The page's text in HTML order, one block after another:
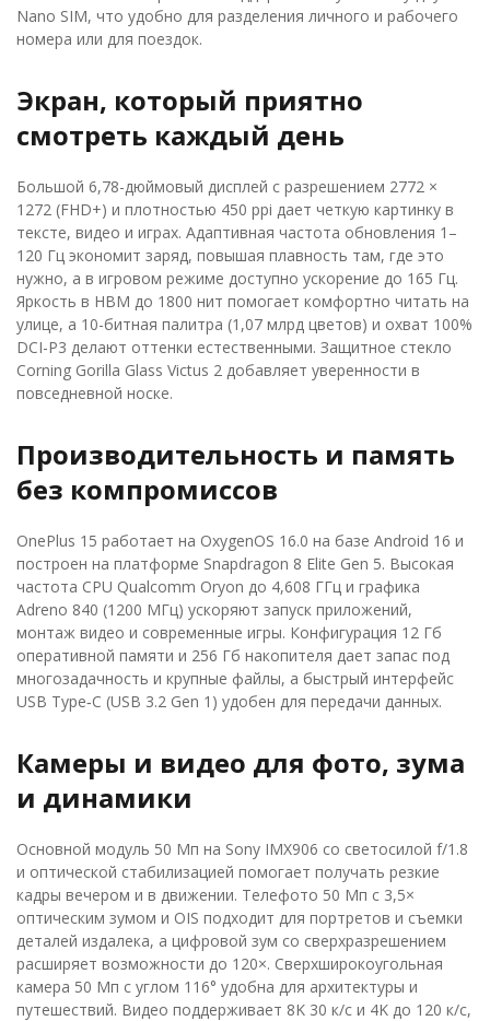
Nano SIM, что удобно для разделения личного и рабочего
номера или для поездок.
Экран, который приятно
смотреть каждый день
Большой 6,78-дюймовый дисплей с разрешением 2772 ×
1272 (FHD+) и плотностью 450 ppi дает четкую картинку в
тексте, видео и играх. Адаптивная частота обновления 1–
120 Гц экономит заряд, повышая плавность там, где это
нужно, а в игровом режиме доступно ускорение до 165 Гц.
Яркость в HBM до 1800 нит помогает комфортно читать на
улице, а 10-битная палитра (1,07 млрд цветов) и охват 100%
DCI-P3 делают оттенки естественными. Защитное стекло
Corning Gorilla Glass Victus 2 добавляет уверенности в
повседневной носке.
Производительность и память
без компромиссов
OnePlus 15 работает на OxygenOS 16.0 на базе Android 16 и
построен на платформе Snapdragon 8 Elite Gen 5. Высокая
частота CPU Qualcomm Oryon до 4,608 ГГц и графика
Adreno 840 (1200 МГц) ускоряют запуск приложений,
монтаж видео и современные игры. Конфигурация 12 Гб
оперативной памяти и 256 Гб накопителя дает запас под
многозадачность и крупные файлы, а быстрый интерфейс
USB Type‑C (USB 3.2 Gen 1) удобен для передачи данных.
Камеры и видео для фото, зума
и динамики
Основной модуль 50 Мп на Sony IMX906 со светосилой f/1.8
и оптической стабилизацией помогает получать резкие
кадры вечером и в движении. Телефото 50 Мп с 3,5×
оптическим зумом и OIS подходит для портретов и съемки
деталей издалека, а цифровой зум со сверхразрешением
расширяет возможности до 120×. Сверхширокоугольная
камера 50 Мп с углом 116° удобна для архитектуры и
путешествий. Видео поддерживает 8K 30 к/с и 4K до 120 к/с,